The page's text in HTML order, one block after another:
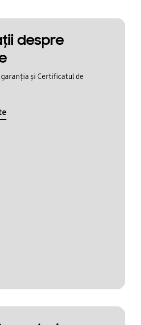
despre
și Certificatul de